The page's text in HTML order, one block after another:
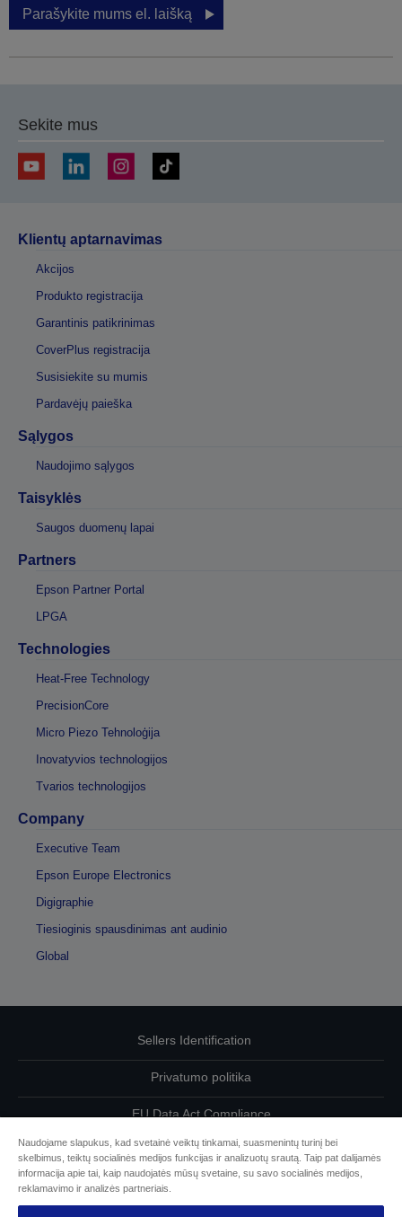
Parašykite mums el. laišką
Sekite mus
Klientų aptarnavimas
Akcijos
Produkto registracija
Garantinis patikrinimas
CoverPlus registracija
Susisiekite su mumis
Pardavėjų paieška
Sąlygos
Naudojimo sąlygos
Taisyklės
Saugos duomenų lapai
Partners
Epson Partner Portal
LPGA
Technologies
Heat-Free Technology
PrecisionCore
Micro Piezo Tehnoloģija
Inovatyvios technologijos
Tvarios technologijos
Company
Executive Team
Epson Europe Electronics
Digigraphie
Tiesioginis spausdinimas ant audinio
Global
Sellers Identification
Privatumo politika
EU Data Act Compliance
Susisiekite su mumis dėl savo duomenų
Cookie Information
Naudojame slapukus, kad svetainė veiktų tinkamai, suasmenintų turinį bei
skelbimus, teiktų socialinės medijos funkcijas ir analizuotų srautą. Taip pat dalijamės
informacija apie tai, kaip naudojatės mūsų svetaine, su savo socialinės medijos,
reklamavimo ir analizės partneriais.